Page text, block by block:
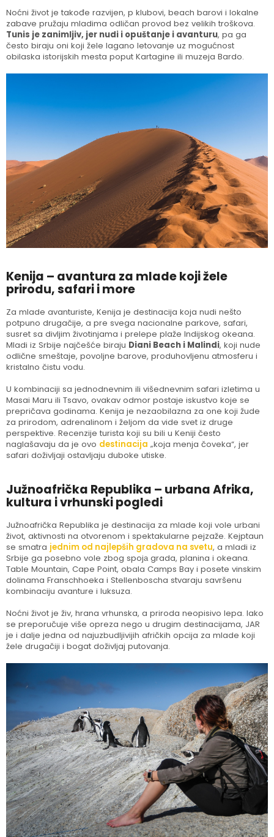
Noćni život je takođe razvijen, p klubovi, beach barovi i lokalne
zabave pružaju mladima odličan provod bez velikih troškova.
Tunis je zanimljiv, jer nudi i opuštanje i avanturu, pa ga
često biraju oni koji žele lagano letovanje uz mogućnost
obilaska istorijskih mesta poput Kartagine ili muzeja Bardo.
Kenija – avantura za mlade koji žele
prirodu, safari i more
Za mlade avanturiste, Kenija je destinacija koja nudi nešto
potpuno drugačije, a pre svega nacionalne parkove, safari,
susret sa divljim životinjama i prelepe plaže Indijskog okeana.
Mladi iz Srbije najčešće biraju Diani Beach i Malindi, koji nude
odlične smeštaje, povoljne barove, produhovljenu atmosferu i
kristalno čistu vodu.
U kombinaciji sa jednodnevnim ili višednevnim safari izletima u
Masai Maru ili Tsavo, ovakav odmor postaje iskustvo koje se
prepričava godinama. Kenija je nezaobilazna za one koji žude
za prirodom, adrenalinom i željom da vide svet iz druge
perspektive. Recenzije turista koji su bili u Keniji često
naglašavaju da je ovo destinacija „koja menja čoveka“, jer
safari doživljaji ostavljaju duboke utiske.
Južnoafrička Republika – urbana Afrika,
kultura i vrhunski pogledi
Južnoafrička Republika je destinacija za mlade koji vole urbani
život, aktivnosti na otvorenom i spektakularne pejzaže. Kejptaun
se smatra jednim od najlepših gradova na svetu, a mladi iz
Srbije ga posebno vole zbog spojа grada, planina i okeana.
Table Mountain, Cape Point, obala Camps Bay i posete vinskim
dolinama Franschhoeka i Stellenboscha stvaraju savršenu
kombinaciju avanture i luksuza.
Noćni život je živ, hrana vrhunska, a priroda neopisivo lepa. Iako
se preporučuje više opreza nego u drugim destinacijama, JAR
je i dalje jedna od najuzbudljivijih afričkih opcija za mlade koji
žele drugačiji i bogat doživljaj putovanja.